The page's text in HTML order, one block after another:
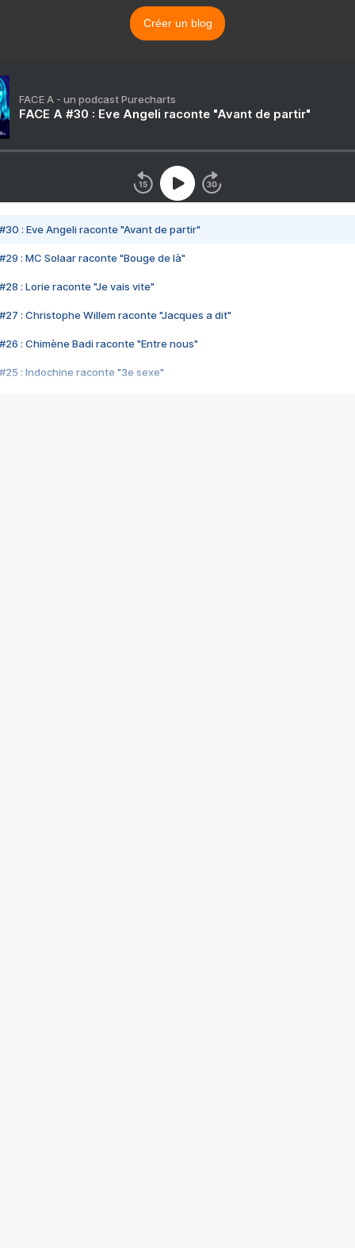
Créer un blog
FACE A - un podcast Purecharts
FACE A #30 : Eve Angeli raconte "Avant de partir"
#30 : Eve Angeli raconte "Avant de partir"
#29 : MC Solaar raconte "Bouge de là"
#28 : Lorie raconte "Je vais vite"
#27 : Christophe Willem raconte "Jacques a dit"
#26 : Chimène Badi raconte "Entre nous"
#25 : Indochine raconte "3e sexe"